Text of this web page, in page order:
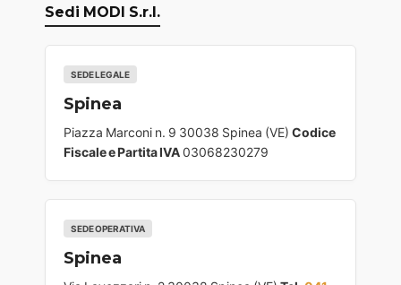
Sedi MODI S.r.l.
SEDE LEGALE
Spinea
Piazza Marconi n. 9 30038 Spinea (VE) Codice
Fiscale e Partita IVA03068230279
SEDE OPERATIVA
Spinea